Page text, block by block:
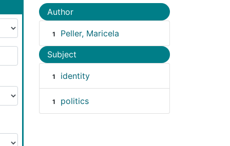
Author
1 Peller, Maricela
Subject
1 identity
1 politics